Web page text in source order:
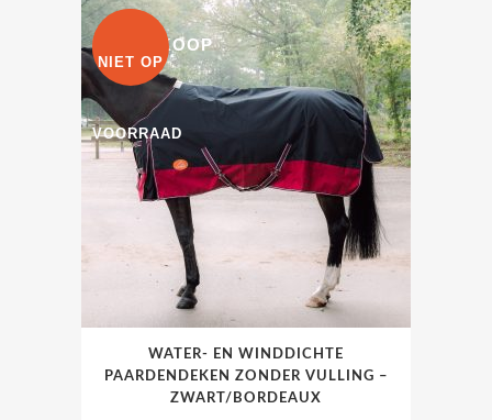
kan
gekozen
worden
op
de
productpagina
€44,50.€33,50.
UITVERKOOP
NIET OP
VOORRAAD
product
WATER- EN WINDDICHTE
PAARDENDEKEN ZONDER VULLING –
ZWART/BORDEAUX